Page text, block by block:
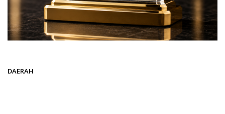
DAERAH